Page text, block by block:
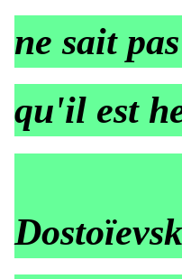
ne sait pas
qu'il est